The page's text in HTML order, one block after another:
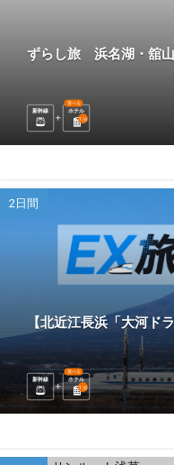
ずらし旅 浜名湖・舘
新幹線 ホテル
選べる
1 泊
2日間
【北近江長浜「大河
新幹線 ホテル
選べる
1 泊